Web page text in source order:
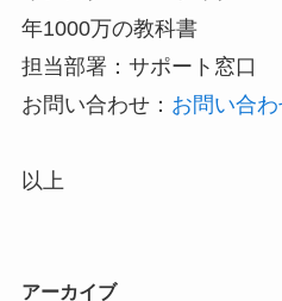
年1000万の教科書
担当部署：サポート窓口
お問い合わせ： お問い合
以上
アーカイブ